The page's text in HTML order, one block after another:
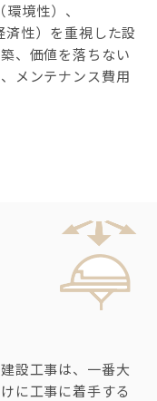
境性）、
性）を重視した設
、価値を落ちない
メンテナンス費用
設工事は、一番大
に工事に着手する